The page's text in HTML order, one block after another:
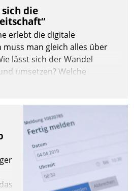
die
erlebt die digitale
man gleich alles über
lässt sich der Wandel
umsetzen? Welche